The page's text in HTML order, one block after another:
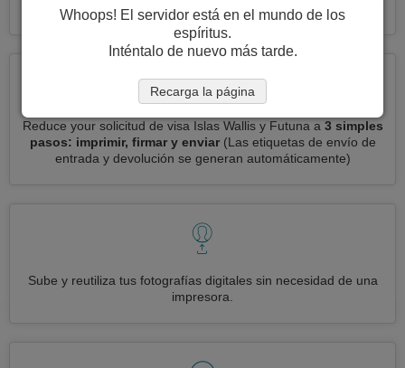
de ingresar información repetitiva
Reduce your solicitud de visa Islas Wallis y Futuna a 3 simples
pasos: imprimir, firmar y enviar (Las etiquetas de envío de
entrada y devolución se generan automáticamente)
Sube y reutiliza tus fotografías digitales sin necesidad de una
impresora.
Whoops! El servidor está en el mundo de los
espíritus.
Inténtalo de nuevo más tarde.
Recarga la página